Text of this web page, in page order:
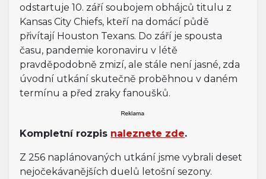
odstartuje 10. září soubojem obhájců titulu z
Kansas City Chiefs, kteří na domácí půdě
přivítají Houston Texans. Do září je spousta
času, pandemie koronaviru v létě
pravděpodobně zmizí, ale stále není jasné, zda
úvodní utkání skutečně proběhnou v daném
termínu a před zraky fanoušků.
Kompletní rozpis naleznete zde.
Z 256 naplánovaných utkání jsme vybrali deset
nejočekávanějších duelů letošní sezony.